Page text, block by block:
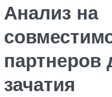
Анализ на
партнеров
зачатия